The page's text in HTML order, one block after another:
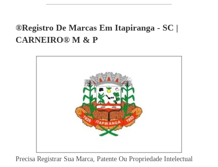
®Registro De Marcas Em Itapiranga - SC |
CARNEIRO® M & P
Precisa Registrar Sua Marca, Patente Ou Propriedade Intelectual